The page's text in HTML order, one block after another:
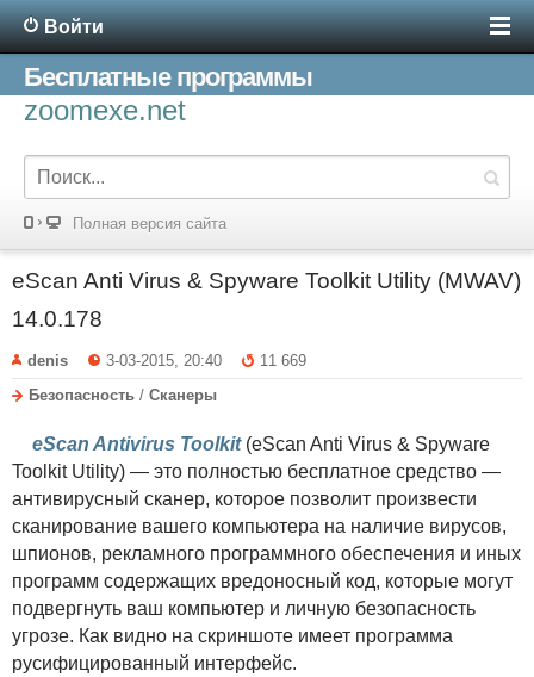
Войти
Бесплатные программы
zoomexe.net
Полная версия сайта
eScan Anti Virus & Spyware Toolkit Utility (MWAV)
14.0.178
denis 3-03-2015, 20:40
11 669
Безопасность / Сканеры
eScan Antivirus Toolkit(eScan Anti Virus & Spyware
Toolkit Utility) — это полностью бесплатное средство —
антивирусный сканер, которое позволит произвести
сканирование вашего компьютера на наличие вирусов,
шпионов, рекламного программного обеспечения и иных
программ содержащих вредоносный код, которые могут
подвергнуть ваш компьютер и личную безопасность
угрозе. Как видно на скриншоте имеет программа
русифицированный интерфейс.